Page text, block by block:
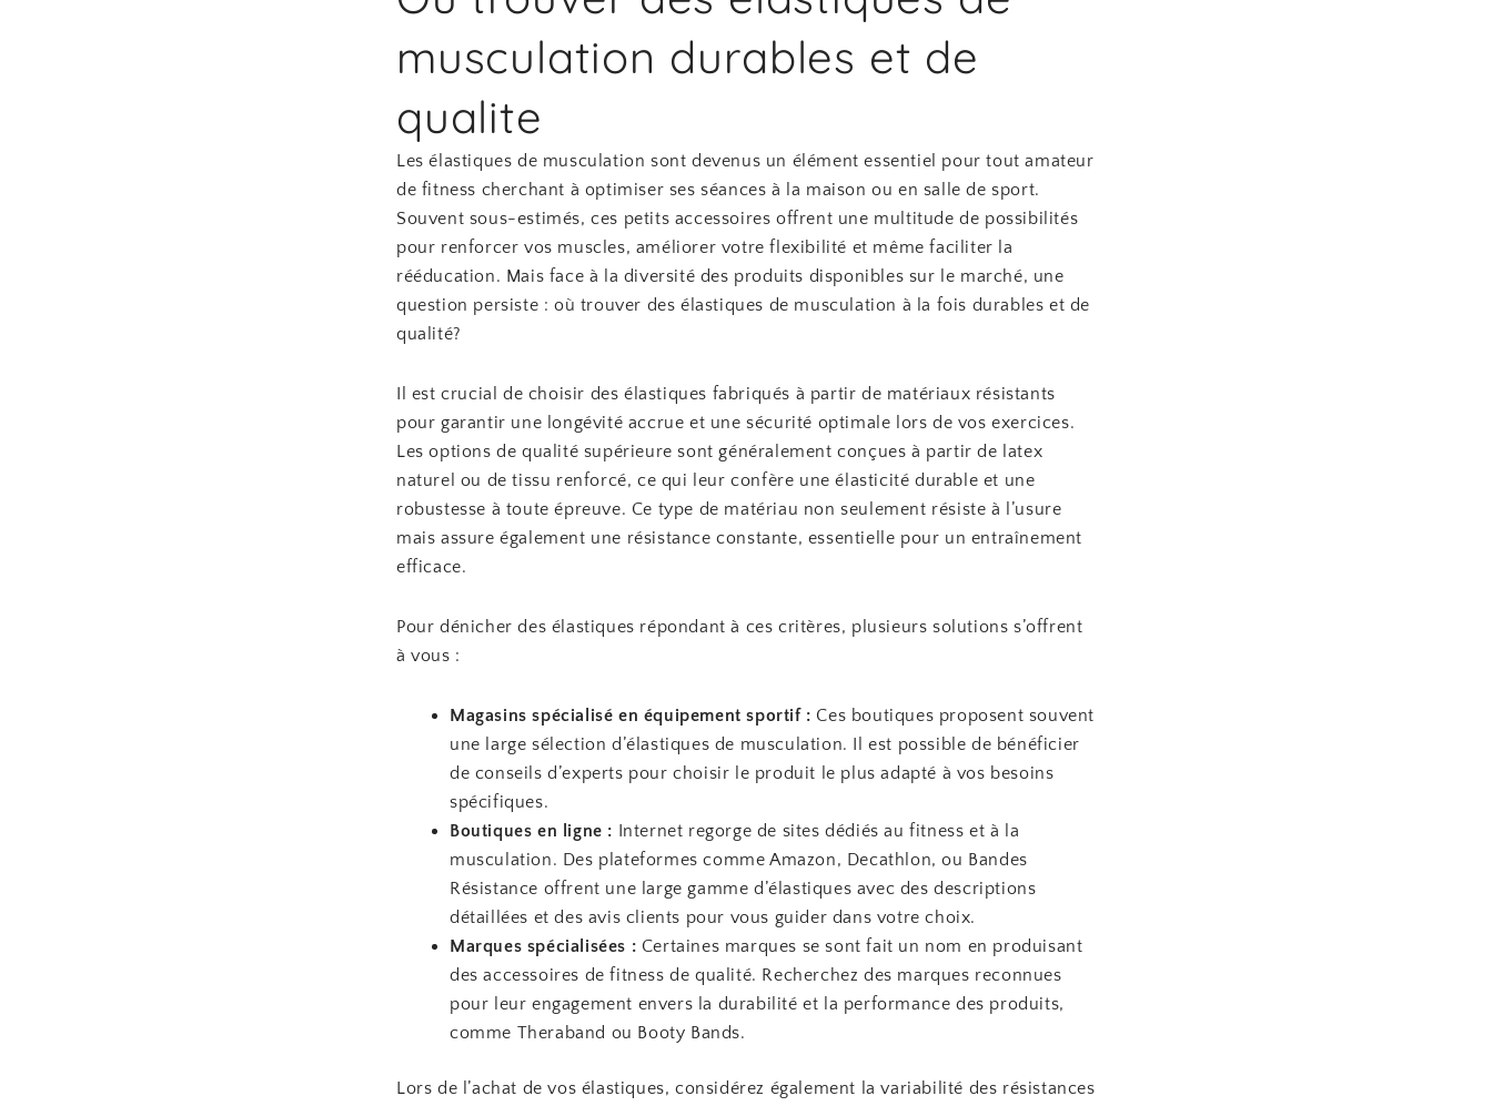
musculation durables et de
qualite
Les élastiques de musculation sont devenus un élément essentiel pour tout amateur
de fitness cherchant à optimiser ses séances à la maison ou en salle de sport.
Souvent sous-estimés, ces petits accessoires offrent une multitude de possibilités
pour renforcer vos muscles, améliorer votre flexibilité et même faciliter la
rééducation. Mais face à la diversité des produits disponibles sur le marché, une
question persiste : où trouver des élastiques de musculation à la fois durables et de
qualité?
Il est crucial de choisir des élastiques fabriqués à partir de matériaux résistants
pour garantir une longévité accrue et une sécurité optimale lors de vos exercices.
Les options de qualité supérieure sont généralement conçues à partir de latex
naturel ou de tissu renforcé, ce qui leur confère une élasticité durable et une
robustesse à toute épreuve. Ce type de matériau non seulement résiste à l’usure
mais assure également une résistance constante, essentielle pour un entraînement
efficace.
Pour dénicher des élastiques répondant à ces critères, plusieurs solutions s’offrent
à vous :
Magasins spécialisé en équipement sportif : Ces boutiques proposent souvent
une large sélection d’élastiques de musculation. Il est possible de bénéficier
de conseils d’experts pour choisir le produit le plus adapté à vos besoins
spécifiques.
Boutiques en ligne : Internet regorge de sites dédiés au fitness et à la
musculation. Des plateformes comme Amazon, Decathlon, ou Bandes
Résistance offrent une large gamme d’élastiques avec des descriptions
détaillées et des avis clients pour vous guider dans votre choix.
Marques spécialisées : Certaines marques se sont fait un nom en produisant
des accessoires de fitness de qualité. Recherchez des marques reconnues
pour leur engagement envers la durabilité et la performance des produits,
comme Theraband ou Booty Bands.
Lors de l’achat de vos élastiques, considérez également la variabilité des résistances